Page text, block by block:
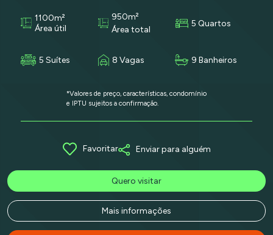
1100m²
Área útil
950m²
Área total
5 Quartos
5 Suítes 8 Vagas 9 Banheiros
*Valores de preço, características, condomínio
e IPTU sujeitos a confirmação.
Favoritar Enviar para alguém
Quero visitar
Mais informações